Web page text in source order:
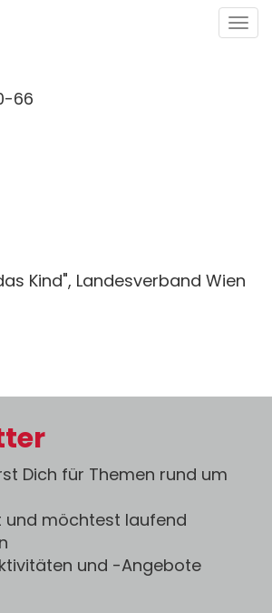
66
Kind", Landesverband Wien
Dich für Themen rund um
und möchtest laufend
und -Angebote